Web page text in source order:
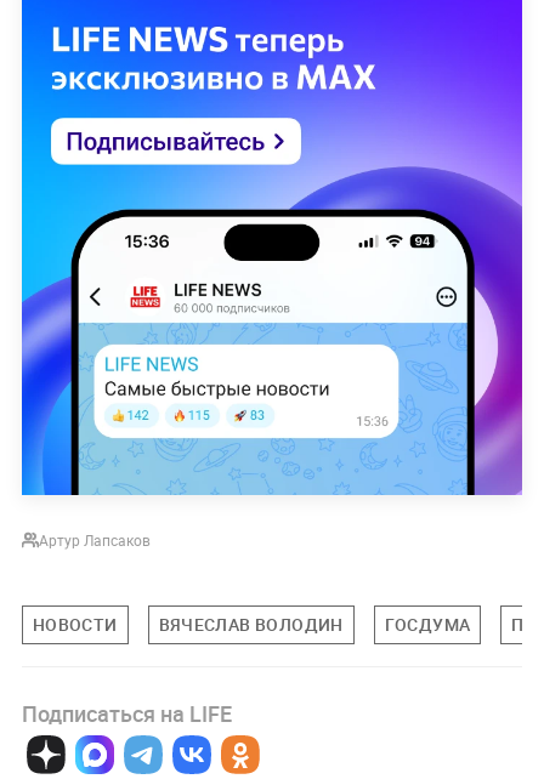
Артур Лапсаков
НОВОСТИ ВЯЧЕСЛАВ ВОЛОДИН ГОСДУМА
Подписаться на LIFE